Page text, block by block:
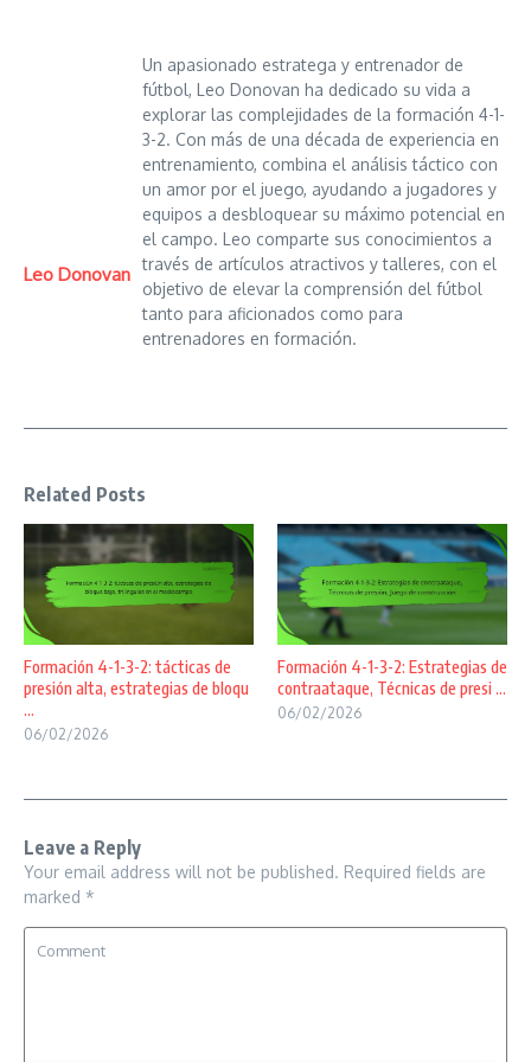
Leo Donovan
Un apasionado estratega y entrenador de
fútbol, Leo Donovan ha dedicado su vida a
explorar las complejidades de la formación 4-1-
3-2. Con más de una década de experiencia en
entrenamiento, combina el análisis táctico con
un amor por el juego, ayudando a jugadores y
equipos a desbloquear su máximo potencial en
el campo. Leo comparte sus conocimientos a
través de artículos atractivos y talleres, con el
objetivo de elevar la comprensión del fútbol
tanto para aficionados como para
entrenadores en formación.
Related Posts
Formación 4-1-3-2: tácticas de
presión alta, estrategias de bloqu
...
06/02/2026
Formación 4-1-3-2: Estrategias de
contraataque, Técnicas de presi ...
06/02/2026
Leave a Reply
Your email address will not be published. Required fields are
marked *